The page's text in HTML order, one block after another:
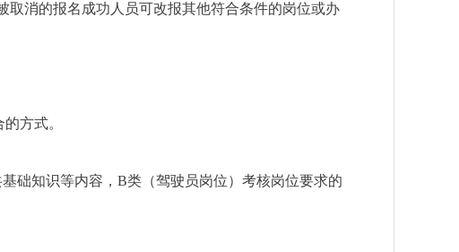
消的报名成功人员可改报其他符合条件的岗位或办
的方式。
础知识等内容， B类（驾驶员岗位）考核岗位要求的